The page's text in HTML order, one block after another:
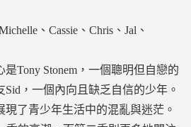
、Cassie、Chris、Jal、
是Tony Stonem，一個聰明但自戀的
，一個內向且缺乏自信的少年。
了青少年生活中的混亂與迷茫。